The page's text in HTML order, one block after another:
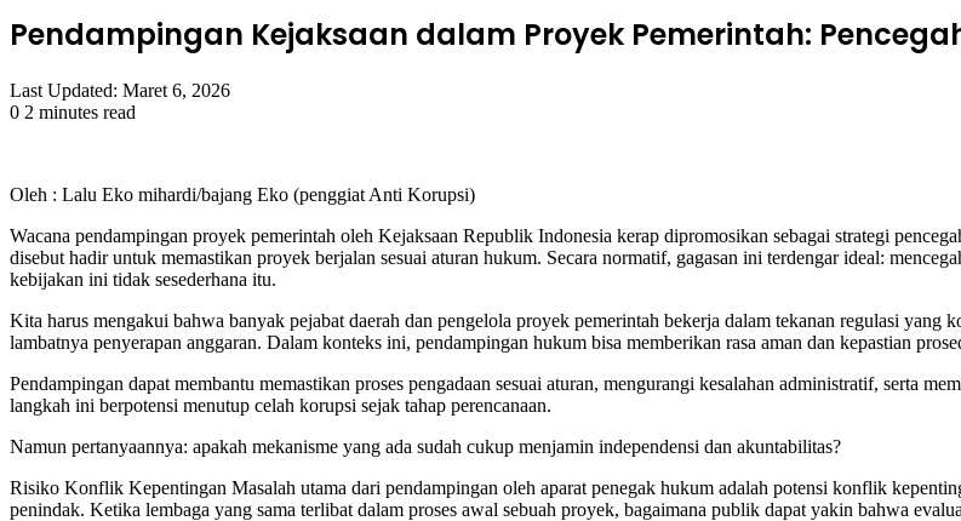
Pendampingan Kejaksaan dalam Proyek Pemerintah:
Last Updated: Maret 6, 2026
0 2 minutes read
Oleh : Lalu Eko mihardi/bajang Eko (penggiat Anti Korupsi)
Wacana pendampingan proyek pemerintah oleh Kejaksaan Republik Indonesia kerap dipromosikan sebagai strategi
disebut hadir untuk memastikan proyek berjalan sesuai aturan hukum. Secara normatif, gagasan ini terdengar ideal:
kebijakan ini tidak sesederhana itu.
Kita harus mengakui bahwa banyak pejabat daerah dan pengelola proyek pemerintah bekerja dalam tekanan regulasi
lambatnya penyerapan anggaran. Dalam konteks ini, pendampingan hukum bisa memberikan rasa aman dan kepastian
Pendampingan dapat membantu memastikan proses pengadaan sesuai aturan, mengurangi kesalahan administratif, serta
langkah ini berpotensi menutup celah korupsi sejak tahap perencanaan.
Namun pertanyaannya: apakah mekanisme yang ada sudah cukup menjamin independensi dan akuntabilitas?
Risiko Konflik Kepentingan Masalah utama dari pendampingan oleh aparat penegak hukum adalah potensi konflik
penindak. Ketika lembaga yang sama terlibat dalam proses awal sebuah proyek, bagaimana publik dapat yakin bahwa